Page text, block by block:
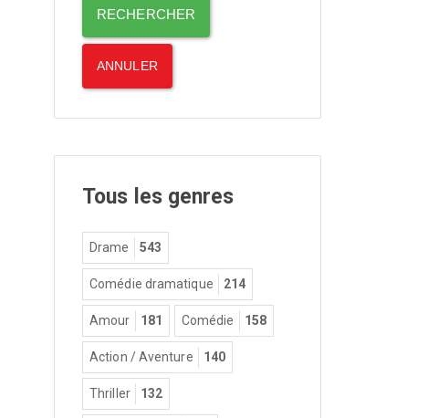
Tous les genres
Drame 543
Comédie dramatique 214
Amour 181 Comédie 158
Action / Aventure 140
Thriller 132